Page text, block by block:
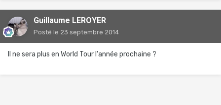
Guillaume LEROYER
Posté le 23 septembre 2014
Il ne sera plus en World Tour l'année prochaine ?